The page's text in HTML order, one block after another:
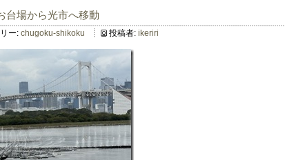
台場から光市へ移動
ー: chugoku-shikoku 投稿者: ikeriri